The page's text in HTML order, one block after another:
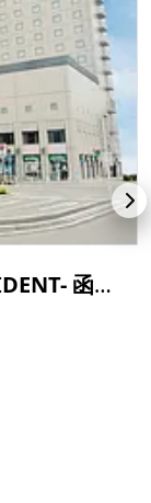
プレミアホテル -CABIN PRESIDENT- 函館